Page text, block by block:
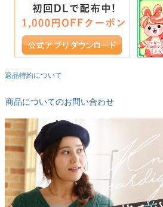
返品特約について
商品についてのお問い合わせ